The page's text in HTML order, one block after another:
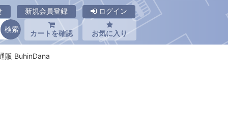
新規会員登録 ログイン
カートを確認 お気に入り
販 BuhinDana